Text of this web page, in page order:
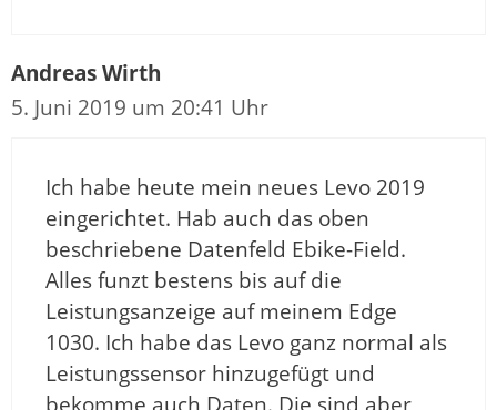
Andreas Wirth
5. Juni 2019 um 20:41 Uhr
Ich habe heute mein neues Levo 2019
eingerichtet. Hab auch das oben
beschriebene Datenfeld Ebike-Field.
Alles funzt bestens bis auf die
Leistungsanzeige auf meinem Edge
1030. Ich habe das Levo ganz normal als
Leistungssensor hinzugefügt und
bekomme auch Daten. Die sind aber